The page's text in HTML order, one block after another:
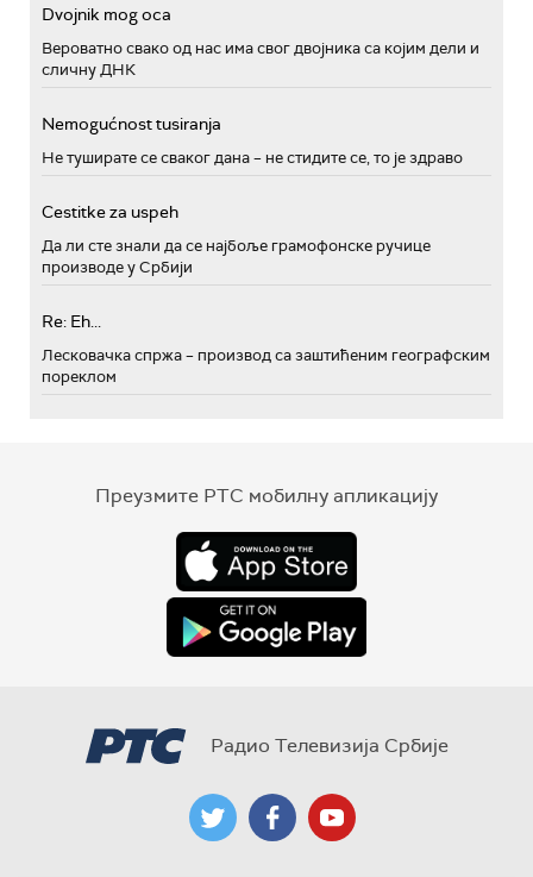
Dvojnik mog oca
Вероватно свако од нас има свог двојника са којим дели и
сличну ДНК
Nemogućnost tusiranja
Не туширате се сваког дана – не стидите се, то је здраво
Cestitke za uspeh
Да ли сте знали да се најбоље грамофонске ручице
производе у Србији
Re: Eh...
Лесковачка спржа – производ са заштићеним географским
пореклом
Преузмите РТС мобилну апликацију
Радио Телевизија Србије